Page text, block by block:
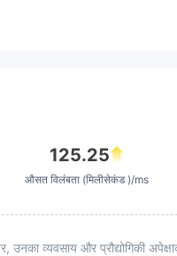
125.25
औसत विलंबता (मिलीसेकंड )/ms
व्यवसाय और प्रौद्योगिकी